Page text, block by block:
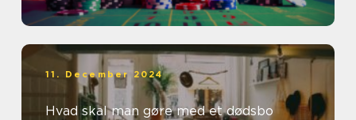
11. December 2024
Hvad skal man gøre med et dødsbo